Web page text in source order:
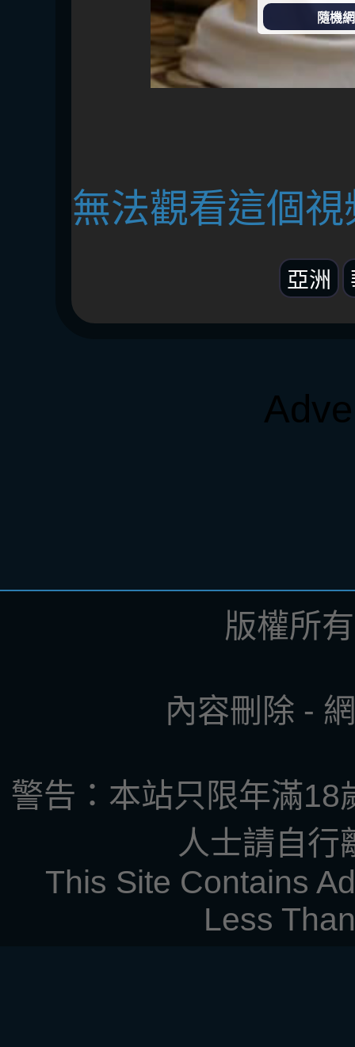
隨機
無法觀看這個
亞洲
版權所
內容刪除 -
警告：本站只限年滿18
人士請自行
This Site Contains
Less